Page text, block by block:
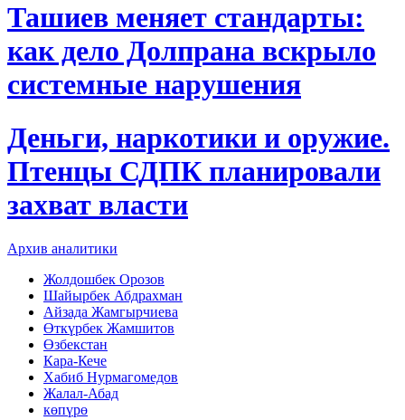
Ташиев меняет стандарты:
как дело Долпрана вскрыло
системные нарушения
Деньги, наркотики и оружие.
Птенцы СДПК планировали
захват власти
Архив аналитики
Жолдошбек Орозов
Шайырбек Абдрахман
Айзада Жамгырчиева
Өткүрбек Жамшитов
Өзбекстан
Кара-Кече
Хабиб Нурмагомедов
Жалал-Абад
көпүрө